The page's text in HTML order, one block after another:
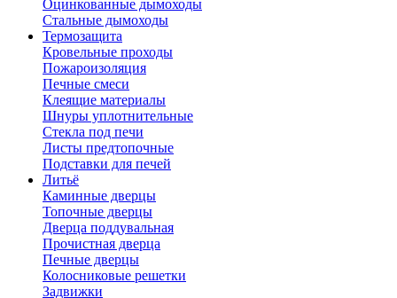
Оцинкованные дымоходы
Стальные дымоходы
Термозащита
Кровельные проходы
Пожароизоляция
Печные смеси
Клеящие материалы
Шнуры уплотнительные
Стекла под печи
Листы предтопочные
Подставки для печей
Литьё
Каминные дверцы
Топочные дверцы
Дверца поддувальная
Прочистная дверца
Печные дверцы
Колосниковые решетки
Задвижки